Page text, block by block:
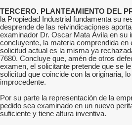
TERCERO. PLANTEAMIENTO DEL
la Propiedad Industrial fundamenta su
desprende de las reivindicaciones
examinador Dr. Oscar Mata Ávila en su
concluyente, la materia comprendida en
solicitud actual es la misma ya
7680. Concluye que, amén de otros
examen, el solicitante pretende que se
solicitud que coincide con la originaria,
improcedente.
Por su parte la representación de la
pedido sea examinado en un nuevo
suficiente y tiene altura inventiva.